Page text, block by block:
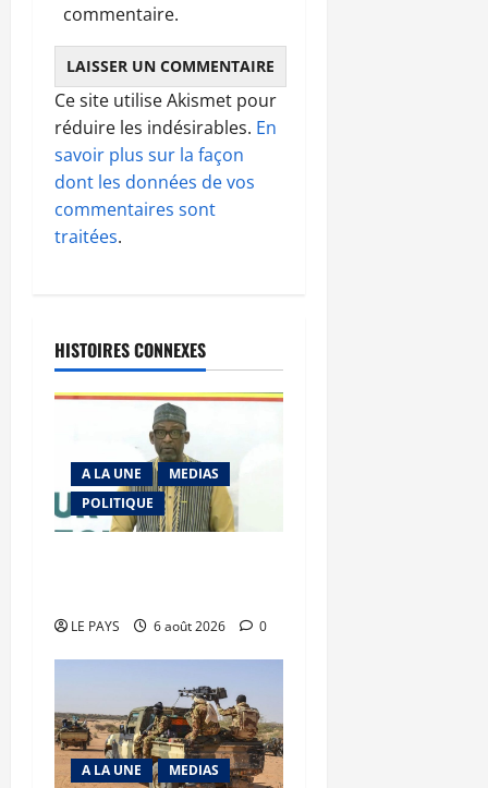
commentaire.
Ce site utilise Akismet pour
réduire les indésirables. En
savoir plus sur la façon
dont les données de vos
commentaires sont
traitées.
HISTOIRES CONNEXES
A LA UNE
MEDIAS
POLITIQUE
LE PAYS 6 août 2026 0
A LA UNE MEDIAS